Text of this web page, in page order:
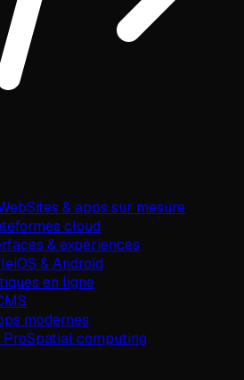
Sites & apps sur mesure
cloud
& expériences
iOS & Android
en ligne
modernes
Spatial computing